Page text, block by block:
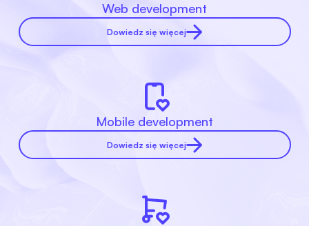
Web development
Dowiedz się więcej
Mobile development
Dowiedz się więcej